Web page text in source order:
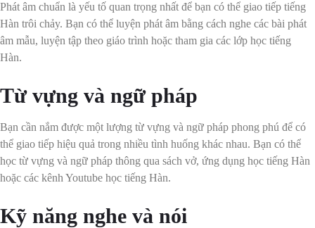
Phát âm chuẩn là yếu tố quan trọng nhất để bạn có thể giao tiếp tiếng
Hàn trôi chảy. Bạn có thể luyện phát âm bằng cách nghe các bài phát
âm mẫu, luyện tập theo giáo trình hoặc tham gia các lớp học tiếng
Hàn.
Từ vựng và ngữ pháp
Bạn cần nắm được một lượng từ vựng và ngữ pháp phong phú để có
thể giao tiếp hiệu quả trong nhiều tình huống khác nhau. Bạn có thể
học từ vựng và ngữ pháp thông qua sách vở, ứng dụng học tiếng Hàn
hoặc các kênh Youtube học tiếng Hàn.
Kỹ năng nghe và nói